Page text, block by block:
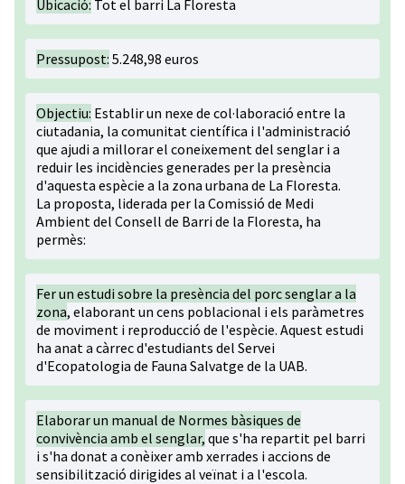
Ubicació: Tot el barri La Floresta
Pressupost: 5.248,98 euros
Objectiu: Establir un nexe de col·laboració entre la
ciutadania, la comunitat científica i l'administració
que ajudi a millorar el coneixement del senglar i a
reduir les incidències generades per la presència
d'aquesta espècie a la zona urbana de La Floresta.
La proposta, liderada per la Comissió de Medi
Ambient del Consell de Barri de la Floresta, ha
permès:
Fer un estudi sobre la presència del porc senglar a la
zona, elaborant un cens poblacional i els paràmetres
de moviment i reproducció de l'espècie. Aquest estudi
ha anat a càrrec d'estudiants del Servei
d'Ecopatologia de Fauna Salvatge de la UAB.
Elaborar un manual de Normes bàsiques de
convivència amb el senglar, que s'ha repartit pel barri
i s'ha donat a conèixer amb xerrades i accions de
sensibilització dirigides al veïnat i a l'escola.